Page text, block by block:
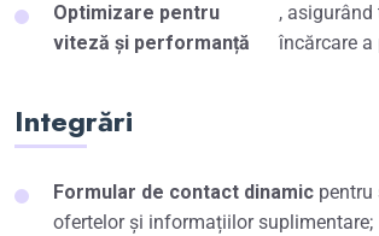
Optimizare pentru
viteză și performanță
,
încărcare
Integrări
Formular de contact dinamic pentru
ofertelor și informațiilor suplimentare;